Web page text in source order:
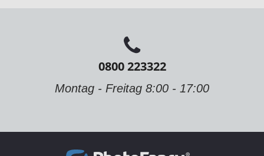
0800 223322
Montag - Freitag 8:00 - 17:00